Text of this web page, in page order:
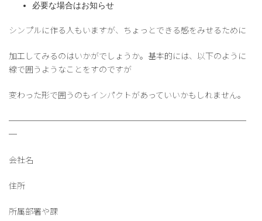
必要な場合はお知らせ
シンプルに作る人もいますが、ちょっとできる感をみせるために
加工してみるのはいかがでしょうか。基本的には、以下のように
線で囲うようなことをすのですが
変わった形で囲うのもインパクトがあっていいかもしれません。
─────────────────────────────
─
会社名
住所
所属部署や課